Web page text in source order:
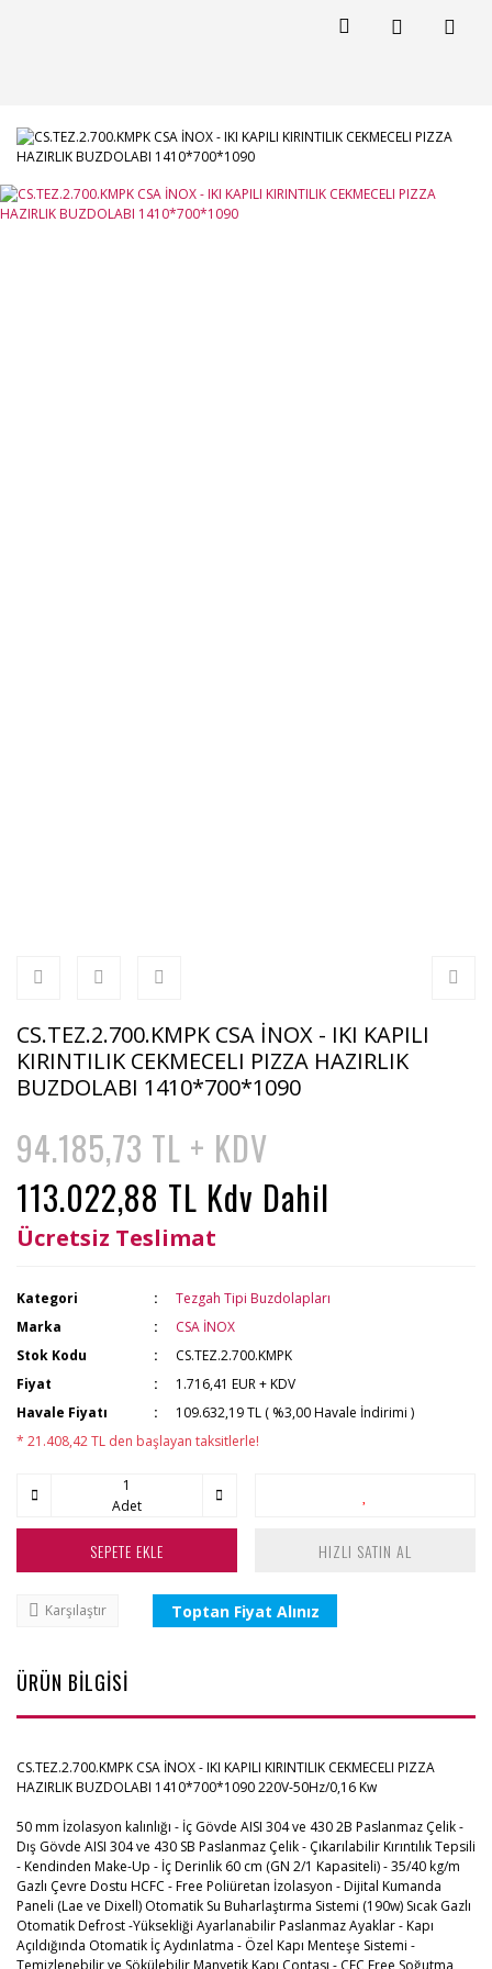
CS.TEZ.2.700.KMPK CSA İNOX - IKI KAPILI
KIRINTILIK CEKMECELI PIZZA HAZIRLIK
BUZDOLABI 1410*700*1090
94.185,73 TL + KDV
113.022,88 TL Kdv Dahil
Ücretsiz Teslimat
Kategori
Tezgah Tipi Buzdolapları
Marka
CSA İNOX
Stok Kodu
CS.TEZ.2.700.KMPK
Fiyat
1.716,41 EUR + KDV
Havale Fiyatı
109.632,19 TL ( %3,00 Havale İndirimi )
* 21.408,42 TL den başlayan taksitlerle!
Adet
SEPETE EKLE HIZLI SATIN AL
Karşılaştır Toptan Fiyat Alınız
ÜRÜN BİLGİSİ
CS.TEZ.2.700.KMPK CSA İNOX - IKI KAPILI KIRINTILIK CEKMECELI PIZZA
HAZIRLIK BUZDOLABI 1410*700*1090 220V-50Hz/0,16 Kw
50 mm İzolasyon kalınlığı - İç Gövde AISI 304 ve 430 2B Paslanmaz Çelik -
Dış Gövde AISI 304 ve 430 SB Paslanmaz Çelik - Çıkarılabilir Kırıntılık Tepsili
- Kendinden Make-Up - İç Derinlik 60 cm (GN 2/1 Kapasiteli) - 35/40 kg/m
Gazlı Çevre Dostu HCFC - Free Poliüretan İzolasyon - Dijital Kumanda
Paneli (Lae ve Dixell) Otomatik Su Buharlaştırma Sistemi (190w) Sıcak Gazlı
Otomatik Defrost -Yüksekliği Ayarlanabilir Paslanmaz Ayaklar - Kapı
Açıldığında Otomatik İç Aydınlatma - Özel Kapı Menteşe Sistemi -
Temizlenebilir ve Sökülebilir Manyetik Kapı Contası - CFC Free Soğutma